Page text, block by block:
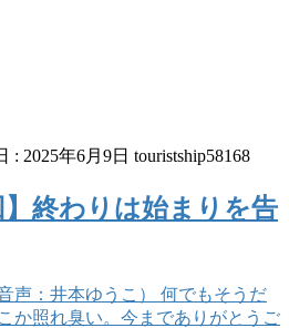
: 2025年6月9日 touristship58168
終わりは始まりを告
声：井本ゆうこ） 何でもそうだ
か照れ臭い。今までありがとうご